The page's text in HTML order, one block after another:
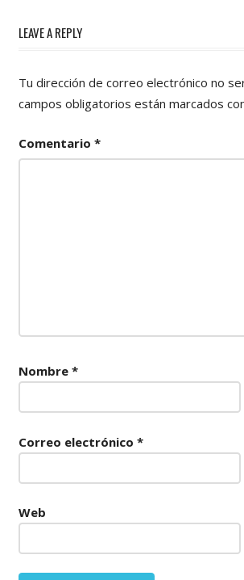
LEAVE A REPLY
Tu dirección de correo electrónico no
campos obligatorios están marcados
Comentario *
Nombre *
Correo electrónico *
Web